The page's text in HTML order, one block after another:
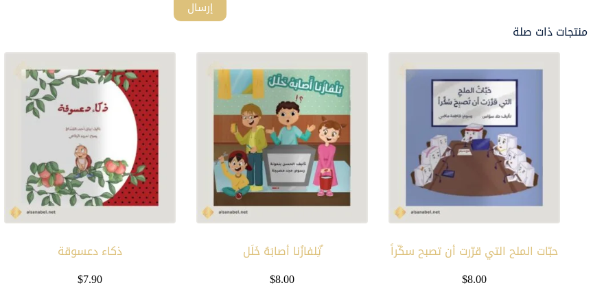
إرسال
منتجات ذات صلة
حبّات الملح التي قرّرت أن تصبح سكّراً
$8.00
ٌتِلفازُنا أصابَهُ خَلَل
$8.00
ذكاء دعسوقة
$7.90